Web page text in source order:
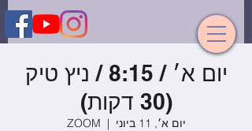
יום א׳ / 8:15 / ניץ טיק
(30 דקות)
יום א׳, 11 ביוני
  |
ZOOM